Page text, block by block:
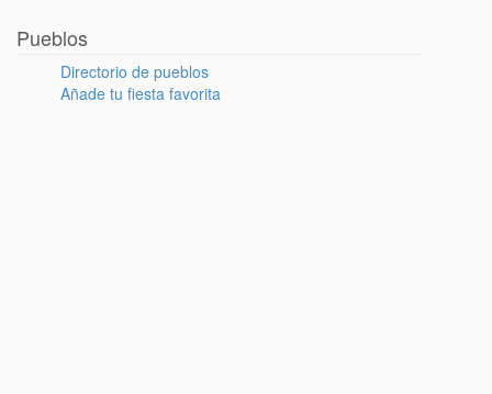
Pueblos
Directorio de pueblos
Añade tu fiesta favorita